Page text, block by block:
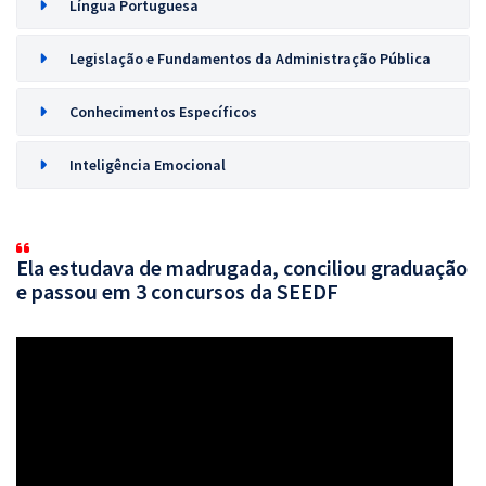
Língua Portuguesa
Legislação e Fundamentos da Administração Pública
Conhecimentos Específicos
Inteligência Emocional
Ela estudava de madrugada, conciliou graduação
e passou em 3 concursos da SEEDF